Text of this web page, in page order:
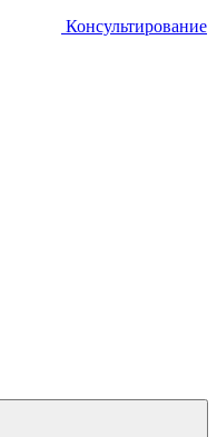
Консультирование